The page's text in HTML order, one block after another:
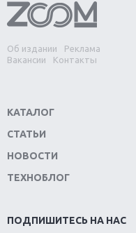
Обзор игры Forza
Две важных новинки
Divinity Original Sin 2
Switch
Обзор игры The Crew
Важнейшие анонсы E3
Крупнейшие релизы
Об издании
Реклама
Вакансии
Контакты
КАТАЛОГ
СТАТЬИ
НОВОСТИ
ТЕХНОБЛОГ
ПОДПИШИТЕСЬ НА НАС